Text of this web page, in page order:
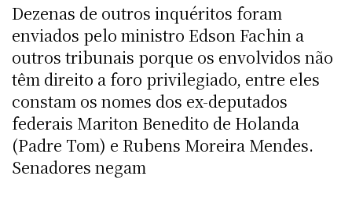
Dezenas de outros inquéritos foram
enviados pelo ministro Edson Fachin a
outros tribunais porque os envolvidos não
têm direito a foro privilegiado, entre eles
constam os nomes dos ex-deputados
federais Mariton Benedito de Holanda
(Padre Tom) e Rubens Moreira Mendes.
Senadores negam